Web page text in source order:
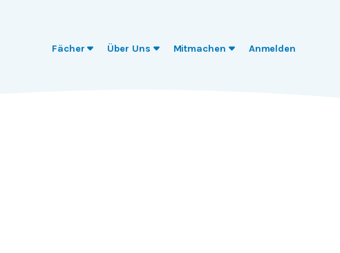
Fächer Über Uns Mitmachen Anmelden